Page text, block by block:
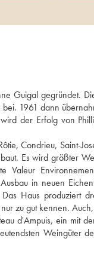
Guigal gegründet.
1961 dann
der Erfolg von
Condrieu, Saint-
Es wird größter
Valeur
in neuen
Haus produziert
zu gut kennen.
d'Ampuis, ein mit
Weingüter